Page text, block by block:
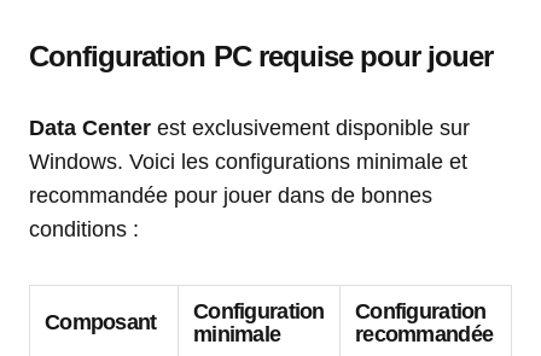
Configuration PC requise pour jouer
Data Center est exclusivement disponible sur
Windows. Voici les configurations minimale et
recommandée pour jouer dans de bonnes
conditions :
Composant
Configuration
minimale
Configuration
recommandée